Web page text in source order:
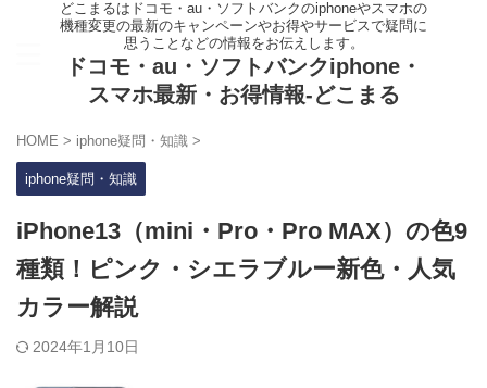
どこまるはドコモ・au・ソフトバンクのiphoneやスマホの
機種変更の最新のキャンペーンやお得やサービスで疑問に
思うことなどの情報をお伝えします。
ドコモ・au・ソフトバンクiphone・
スマホ最新・お得情報-どこまる
HOME > iphone疑問・知識 >
iphone疑問・知識
iPhone13（mini・Pro・Pro MAX）の色9
種類！ピンク・シエラブルー新色・人気
カラー解説
2024年1月10日